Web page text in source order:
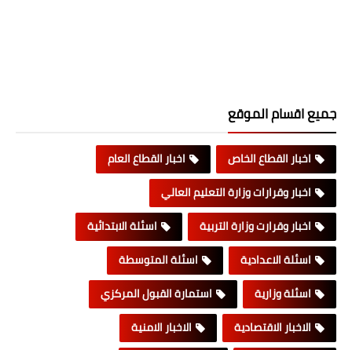
جميع اقسام الموقع
اخبار القطاع الخاص
اخبار القطاع العام
اخبار وقرارات وزارة التعليم العالي
اخبار وقرارت وزارة التربية
اسئلة الابتدائية
اسئلة الاعدادية
اسئلة المتوسطة
اسئلة وزارية
استمارة القبول المركزي
الاخبار الاقتصادية
الاخبار الامنية